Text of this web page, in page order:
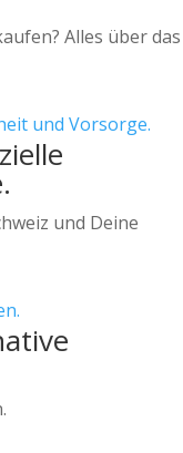
Alles über das
und Deine